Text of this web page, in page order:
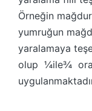
Örneğin
yumruğun
yaralamaya
olup ¼ile¾